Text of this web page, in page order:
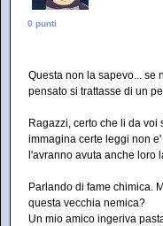
0 punti
Questa non la sapevo... se
pensato si trattasse di un
Ragazzi, certo che li da voi
immagina certe leggi non
l'avranno avuta anche loro
Parlando di fame chimica.
questa vecchia nemica?
Un mio amico ingeriva